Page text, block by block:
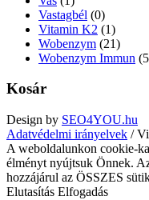
Vastagbél (0)
Vitamin K2 (1)
Wobenzym (21)
Wobenzym Immun
Kosár
Design by SEO4YOU.hu
Adatvédelmi irányelvek /
A weboldalunkon cookie-
élményt nyújtsuk Önnek.
hozzájárul az ÖSSZES
Elutasítás Elfogadás